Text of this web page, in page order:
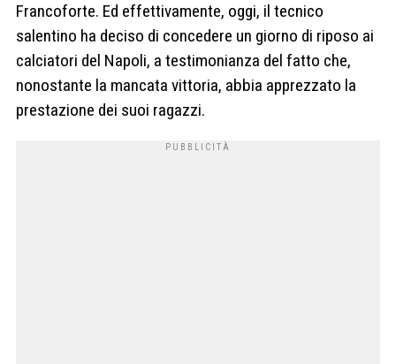
Francoforte. Ed effettivamente, oggi, il tecnico
salentino ha deciso di concedere un giorno di riposo ai
calciatori del Napoli, a testimonianza del fatto che,
nonostante la mancata vittoria, abbia apprezzato la
prestazione dei suoi ragazzi.